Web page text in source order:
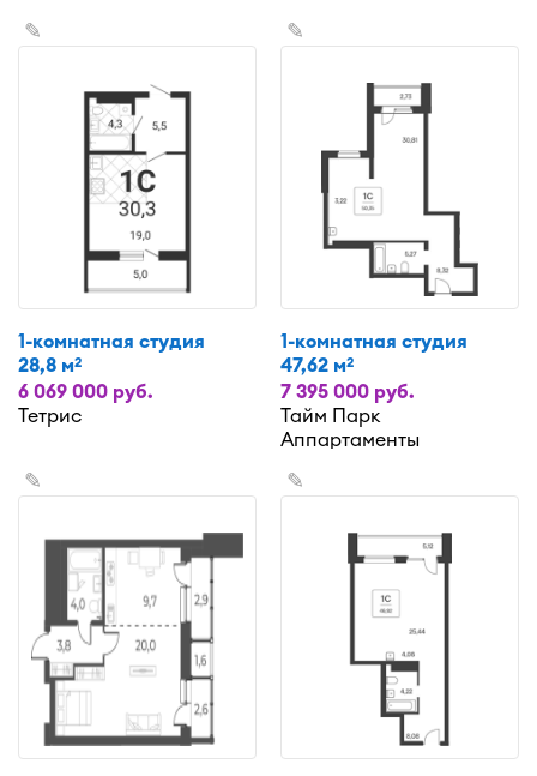
✎
1-комнатная студия
28,8 м2
6 069 000 руб.
Тетрис
✎
1-комнатная студия
47,62 м2
7 395 000 руб.
Тайм Парк
Аппартаменты
✎ ✎